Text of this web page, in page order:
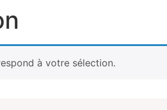
à votre sélection.